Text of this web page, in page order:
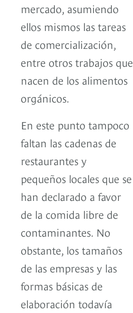
mercado, asumiendo
ellos mismos las tareas
de comercialización,
entre otros trabajos que
nacen de los alimentos
orgánicos.
En este punto tampoco
faltan las cadenas de
restaurantes y
pequeños locales que se
han declarado a favor
de la comida libre de
contaminantes. No
obstante, los tamaños
de las empresas y las
formas básicas de
elaboración todavía